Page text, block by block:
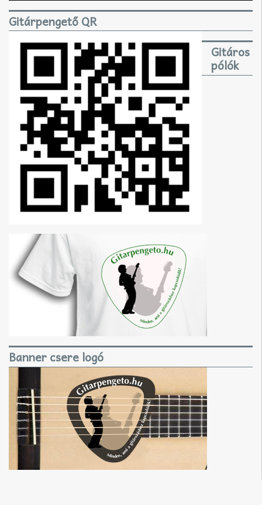
Gitárpengető QR
Gitáros
pólók
Banner csere logó